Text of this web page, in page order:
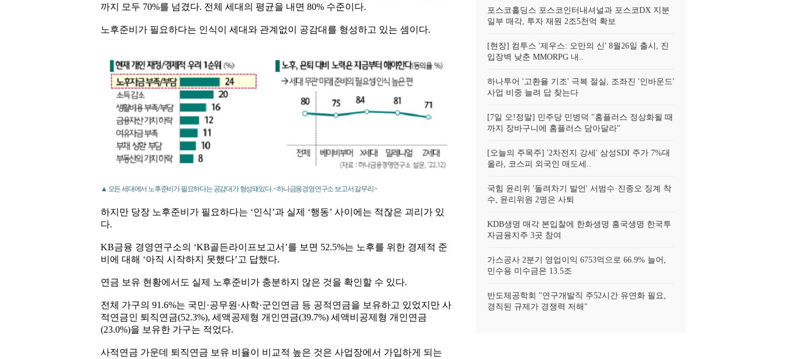
까지 모두 70%를 넘겼다. 전체 세대의 평균을 내면 80% 수준이다.
노후준비가 필요하다는 인식이 세대와 관계없이 공감대를 형성하고 있는 셈이다.
▲ 모든 세대에서 노후준비가 필요하다는 공감대가 형성돼있다. <하나금융경영연구소 보고서 갈무리>
하지만 당장 노후준비가 필요하다는 ‘인식’과 실제 ‘행동’ 사이에는 적잖은 괴리가 있
다.
KB금융 경영연구소의 ‘KB골든라이프보고서’를 보면 52.5%는 노후를 위한 경제적 준
비에 대해 ‘아직 시작하지 못했다’고 답했다.
연금 보유 현황에서도 실제 노후준비가 충분하지 않은 것을 확인할 수 있다.
전체 가구의 91.6%는 국민·공무원·사학·군인연금 등 공적연금을 보유하고 있었지만 사
적연금인 퇴직연금(52.3%), 세액공제형 개인연금(39.7%) 세액비공제형 개인연금
(23.0%)을 보유한 가구는 적었다.
사적연금 가운데 퇴직연금 보유 비율이 비교적 높은 것은 사업장에서 가입하게 되는
포스코홀딩스 포스코인터내셔널과 포스코DX 지분
일부 매각, 투자 재원 2조5천억 확보
[현장] 컴투스 '제우스: 오만의 신' 8월26일 출시, 진
입장벽 낮춘 MMORPG 내..
하나투어 '고환율 기조' 극복 절실, 조좌진 '인바운드'
사업 비중 늘려 답 찾는다
[7일 오!정말] 민주당 민병덕 "홈플러스 정상화될 때
까지 장바구니에 홈플러스 담아달라"
[오늘의 주목주] '2차전지 강세' 삼성SDI 주가 7%대
올라, 코스피 외국인 매도세..
국힘 윤리위 '돌려차기 발언' 서범수·진종오 징계 착
수, 윤리위원 2명은 사퇴
KDB생명 매각 본입찰에 한화생명 흥국생명 한국투
자금융지주 3곳 참여
가스공사 2분기 영업이익 6753억으로 66.9% 늘어,
민수용 미수금은 13.5조
반도체공학회 "연구개발직 주52시간 유연화 필요,
경직된 규제가 경쟁력 저해"